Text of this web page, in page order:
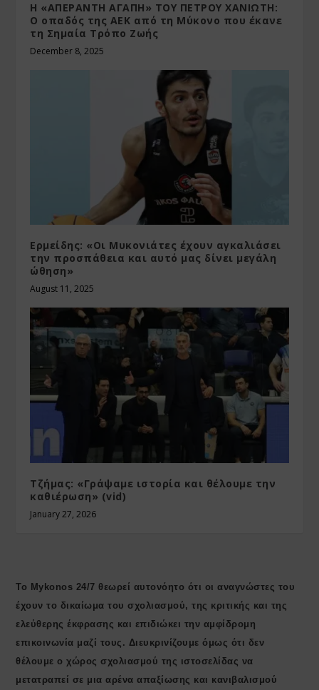
Η «ΑΠΕΡΑΝΤΗ ΑΓΑΠΗ» ΤΟΥ ΠΕΤΡΟΥ ΧΑΝΙΩΤΗ:
Ο οπαδός της ΑΕΚ από τη Μύκονο που έκανε
τη Σημαία Τρόπο Ζωής
December 8, 2025
Ερμείδης: «Οι Μυκονιάτες έχουν αγκαλιάσει
την προσπάθεια και αυτό μας δίνει μεγάλη
ώθηση»
August 11, 2025
Τζήμας: «Γράψαμε ιστορία και θέλουμε την
καθιέρωση» (vid)
January 27, 2026
Το Mykonos 24/7 θεωρεί αυτονόητο ότι οι αναγνώστες του
έχουν το δικαίωμα του σχολιασμού, της κριτικής και της
ελεύθερης έκφρασης και επιδιώκει την αμφίδρομη
επικοινωνία μαζί τους. Διευκρινίζουμε όμως ότι δεν
θέλουμε ο χώρος σχολιασμού της ιστοσελίδας να
μετατραπεί σε μια αρένα απαξίωσης και κανιβαλισμού